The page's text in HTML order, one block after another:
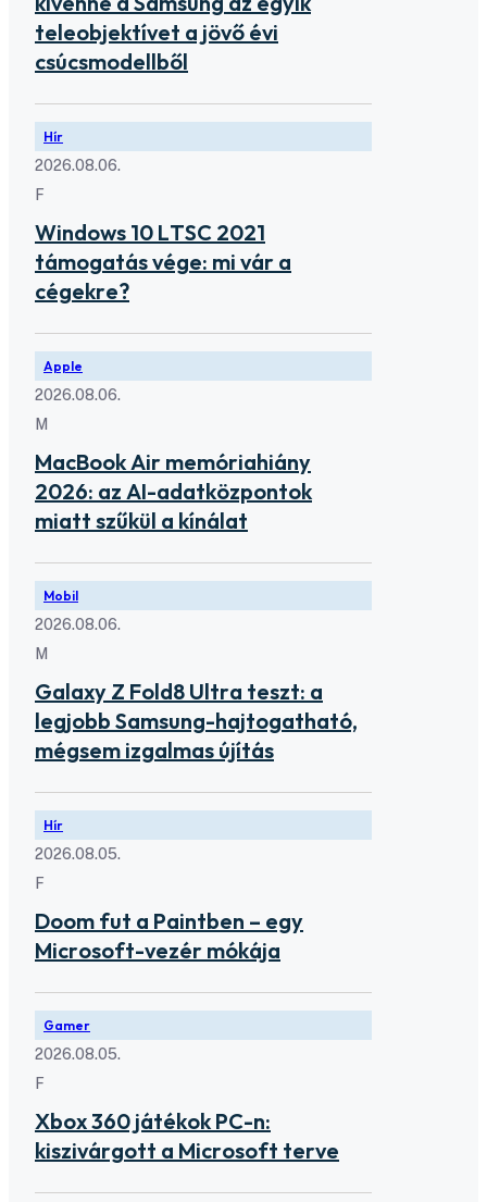
teleobjektívet a jövő évi
csúcsmodellből
Hír
2026.08.06.
F
Windows 10 LTSC 2021
támogatás vége: mi vár a
cégekre?
Apple
2026.08.06.
M
MacBook Air memóriahiány
2026: az AI-adatközpontok
miatt szűkül a kínálat
Mobil
2026.08.06.
M
Galaxy Z Fold8 Ultra teszt: a
legjobb Samsung-hajtogatható,
mégsem izgalmas újítás
Hír
2026.08.05.
F
Doom fut a Paintben – egy
Microsoft-vezér mókája
Gamer
2026.08.05.
F
Xbox 360 játékok PC-n:
kiszivárgott a Microsoft terve